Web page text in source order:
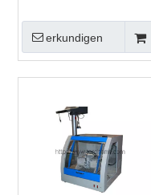
erkundigen